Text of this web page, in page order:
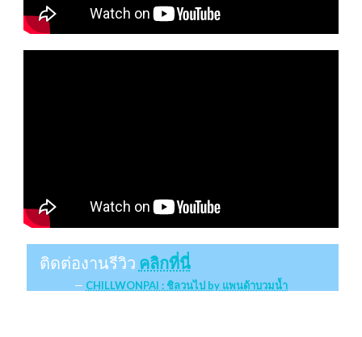
ติดต่องานรีวิว คลิกที่นี่
CHILLWONPAI : ชิลวนไป by แพนด้าบวมน้ำ